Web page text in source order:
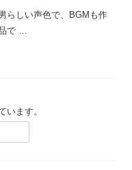
らしい声色で、BGMも作
で …
ます。